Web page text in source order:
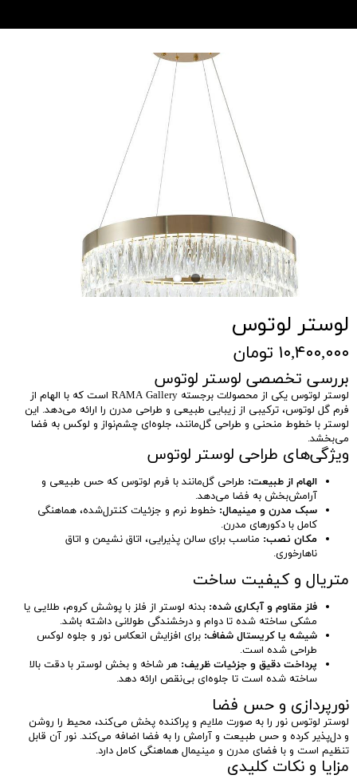
لوستر لوتوس
۱۰,۴۰۰,۰۰۰ تومان
بررسی تخصصی لوستر لوتوس
لوستر لوتوس یکی از محصولات برجسته RAMA Gallery است که با الهام از
فرم گل لوتوس، ترکیبی از زیبایی طبیعی و طراحی مدرن را ارائه می‌دهد. این
لوستر با خطوط منحنی و طراحی گل‌مانند، جلوه‌ای چشم‌نواز و لوکس به فضا
می‌بخشد.
ویژگی‌های طراحی لوستر لوتوس
الهام از طبیعت: طراحی گل‌مانند با فرم لوتوس که حس طبیعی و
آرامش‌بخش به فضا می‌دهد.
سبک مدرن و مینیمال: خطوط نرم و جزئیات کنترل‌شده، هماهنگی
کامل با دکورهای مدرن.
مکان نصب: مناسب برای سالن پذیرایی، اتاق نشیمن و اتاق
ناهارخوری.
متریال و کیفیت ساخت
فلز مقاوم و آبکاری شده: بدنه لوستر از فلز با پوشش کروم، طلایی یا
مشکی ساخته شده تا دوام و درخشندگی طولانی داشته باشد.
شیشه یا کریستال شفاف: برای افزایش انعکاس نور و جلوه لوکس
طراحی شده است.
پرداخت دقیق و جزئیات ظریف: هر شاخه و بخش لوستر با دقت بالا
ساخته شده است تا جلوه‌ای بی‌نقص ارائه دهد.
نورپردازی و حس فضا
لوستر لوتوس نور را به صورت ملایم و پراکنده پخش می‌کند، محیط را روشن
و دل‌پذیر کرده و حس طبیعت و آرامش را به فضا اضافه می‌کند. نور آن قابل
تنظیم است و با فضای مدرن و مینیمال هماهنگی کامل دارد.
مزایا و نکات کلیدی